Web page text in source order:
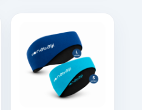
produit
plusieurs
variations.